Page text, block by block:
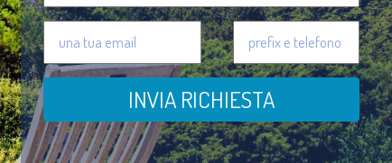
INVIA RICHIESTA